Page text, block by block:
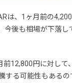
は、1ヶ月前の
今後も相場が下落し
前12,800円に対して
する可能性もある